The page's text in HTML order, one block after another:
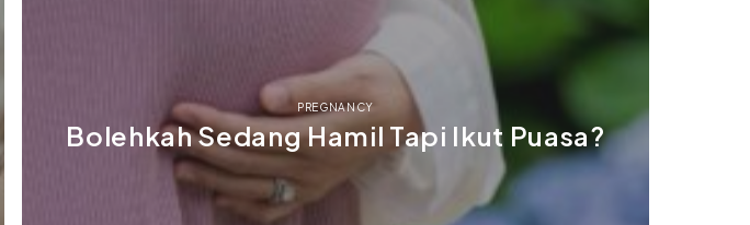
PREGNANCY
Bolehkah Sedang Hamil Tapi Ikut Puasa?